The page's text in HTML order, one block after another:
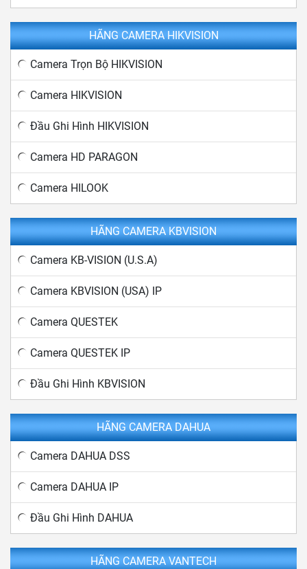
HÃNG CAMERA HIKVISION
Camera Trọn Bộ HIKVISION
Camera HIKVISION
Đầu Ghi Hình HIKVISION
Camera HD PARAGON
Camera HILOOK
HÃNG CAMERA KBVISION
Camera KB-VISION (U.S.A)
Camera KBVISION (USA) IP
Camera QUESTEK
Camera QUESTEK IP
Đầu Ghi Hình KBVISION
HÃNG CAMERA DAHUA
Camera DAHUA DSS
Camera DAHUA IP
Đầu Ghi Hình DAHUA
HÃNG CAMERA VANTECH